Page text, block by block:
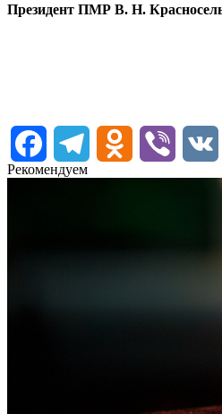
Президент ПМР В. Н.
FacebookTelegram Odnoklassniki
Viber
Рекомендуем